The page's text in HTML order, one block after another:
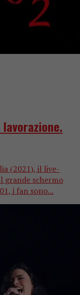
(2021), il live-
grande schermo
i fan sono...